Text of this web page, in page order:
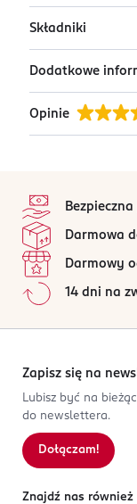
Pończochy
elastan,
gumokoronka.
Składniki
Poliamid 85%,
Dodatkowe
OSTRZEŻENIA
Uwaga:
Zastosowanie
zmniejszyć
PRODUCENT/
Ferax Sp. z o.o.
Łaska 197a
PL-Polska
Kod EAN
5 900042 183660
Opinie
4
2
1
Sortowanie
Darmowa
Darmowy
14 dni na
Zapisz się na
Lubisz być na
do newslettera.
Dołączam!
Znajdź nas również